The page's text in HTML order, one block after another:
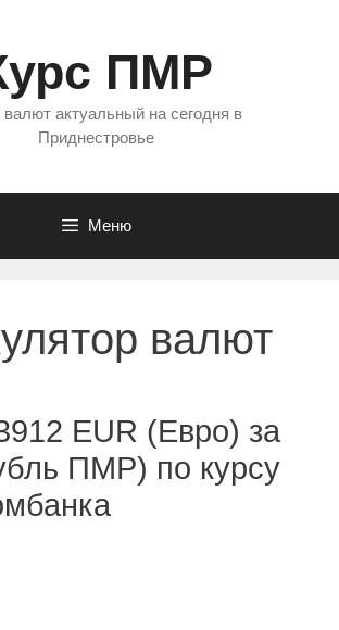
ПМР
актуальный на сегодня в
Приднестровье
Меню
валют
EUR (Евро) за
ПМР) по курсу